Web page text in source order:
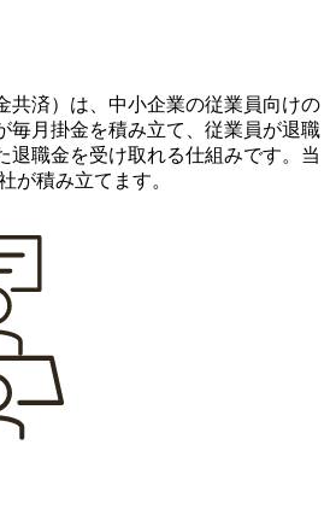
共済）は、中小企業の従業員向けの
毎月掛金を積み立て、従業員が退職
退職金を受け取れる仕組みです。当
が積み立てます。